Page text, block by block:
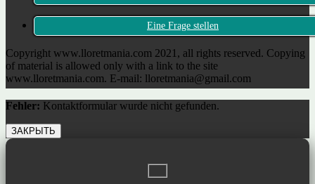
Eine Frage stellen
Copyright www.lloretmania.com 2021, all rights reserved. Copying
of material is allowed only with a link to the site
www.lloretmania.com. E-mail: lloretmania@gmail.com
Fehler: Kontaktformular wurde nicht gefunden.
ЗАКРЫТЬ